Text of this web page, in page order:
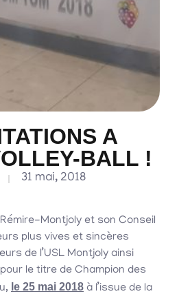
A
BALL !
31 mai, 2018
Montjoly et son Conseil
plus vives et sincères
de l’USL Montjoly ainsi
le titre de Champion des
le 25 mai 2018 à l’issue de la